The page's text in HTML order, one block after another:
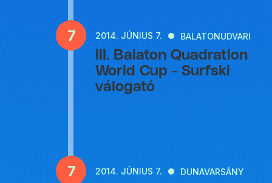
7 2014. JÚNIUS 7. BALATONUDVARI
III. Balaton Quadratlon
World Cup - Surfski
válogató
7 2014. JÚNIUS 7. DUNAVARSÁNY